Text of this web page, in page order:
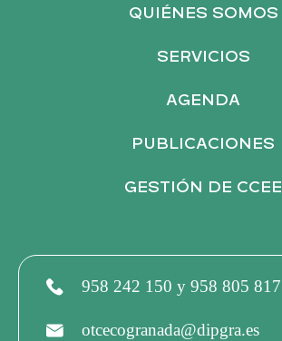
QUIÉNES SOMOS
SERVICIOS
AGENDA
PUBLICACIONES
GESTIÓN DE CCEE
958 242 150 y 958 805 817
otcecogranada@dipgra.es